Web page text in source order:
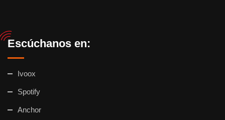
Escúchanos en:
Ivoox
Spotify
Anchor